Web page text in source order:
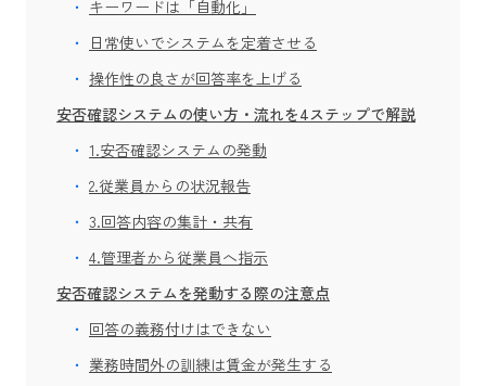
キーワードは「自動化」
日常使いでシステムを定着させる
操作性の良さが回答率を上げる
安否確認システムの使い方・流れを4ステップで解説
1.安否確認システムの発動
2.従業員からの状況報告
3.回答内容の集計・共有
4.管理者から従業員へ指示
安否確認システムを発動する際の注意点
回答の義務付けはできない
業務時間外の訓練は賃金が発生する